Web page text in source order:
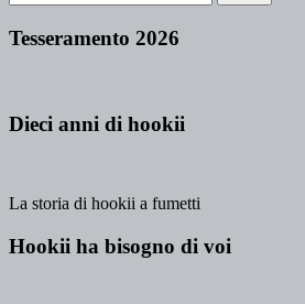
Tesseramento 2026
Dieci anni di hookii
La storia di hookii a fumetti
Hookii ha bisogno di voi